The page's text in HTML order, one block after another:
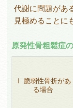
代謝に問題があ
見極めることに
原発性骨粗鬆症
Ⅰ 脆弱性骨折があ
る場合